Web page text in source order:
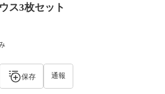
ス3枚セット
保存 通報